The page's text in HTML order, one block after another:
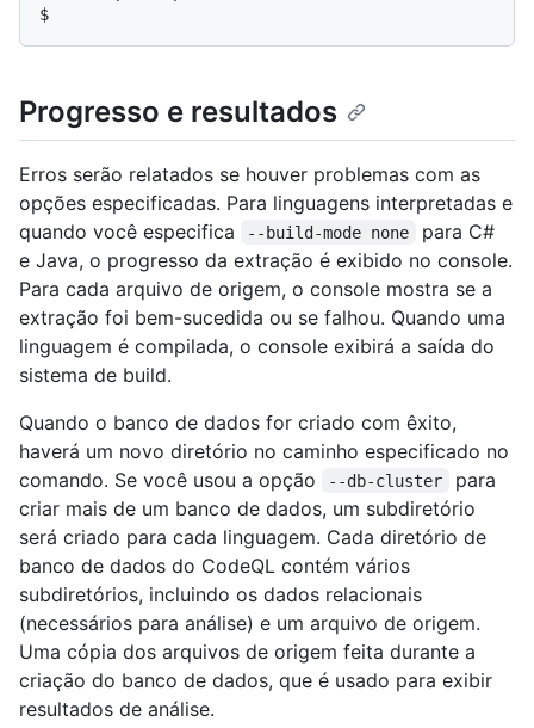
$
Progresso e resultados
Erros serão relatados se houver problemas com as
opções especificadas. Para linguagens interpretadas e
quando você especifica
--build-mode none
para C#
e Java, o progresso da extração é exibido no console.
Para cada arquivo de origem, o console mostra se a
extração foi bem-sucedida ou se falhou. Quando uma
linguagem é compilada, o console exibirá a saída do
sistema de build.
Quando o banco de dados for criado com êxito,
haverá um novo diretório no caminho especificado no
comando. Se você usou a opção
--db-cluster
para
criar mais de um banco de dados, um subdiretório
será criado para cada linguagem. Cada diretório de
banco de dados do CodeQL contém vários
subdiretórios, incluindo os dados relacionais
(necessários para análise) e um arquivo de origem.
Uma cópia dos arquivos de origem feita durante a
criação do banco de dados, que é usado para exibir
resultados de análise.